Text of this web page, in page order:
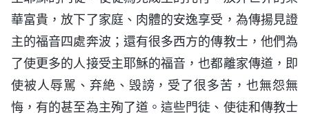
華富貴，放下了家庭、肉體的安逸享受，為傳揚見證
主的福音四處奔波；還有很多西方的傳教士，他們為
了使更多的人接受主耶穌的福音，也都離家傳道，即
使被人辱駡、弃絶、毁謗，受了很多苦，也無怨無
悔，有的甚至為主殉了道。這些門徒、使徒和傳教士